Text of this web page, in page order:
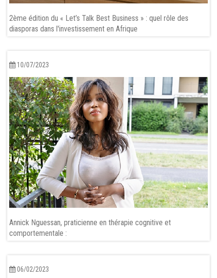
2ème édition du « Let’s Talk Best Business » : quel rôle des
diasporas dans l'investissement en Afrique
10/07/2023
Annick Nguessan, praticienne en thérapie cognitive et
comportementale :
06/02/2023